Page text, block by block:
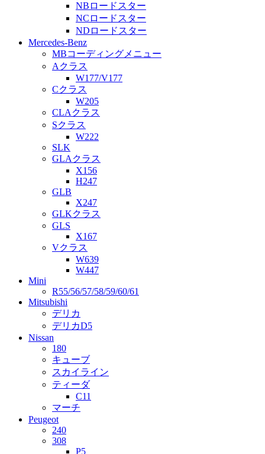
NBロードスター
NCロードスター
NDロードスター
Mercedes-Benz
MBコーディングメニュー
Aクラス
W177/V177
Cクラス
W205
CLAクラス
Sクラス
W222
SLK
GLAクラス
X156
H247
GLB
X247
GLKクラス
GLS
X167
Vクラス
W639
W447
Mini
R55/56/57/58/59/60/61
Mitsubishi
デリカ
デリカD5
Nissan
180
キューブ
スカイライン
ティーダ
C11
マーチ
Peugeot
240
308
P5